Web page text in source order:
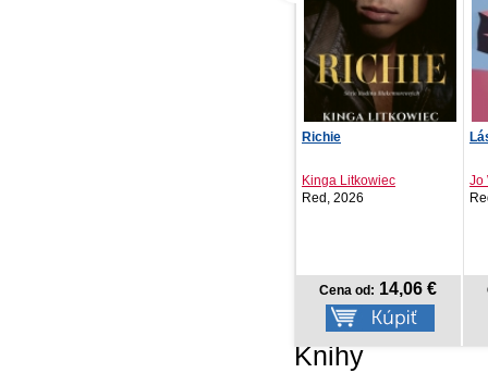
Láska na první úlet
Jo Watson
Red, 2026
Cena od: 17,59 €
Knihy